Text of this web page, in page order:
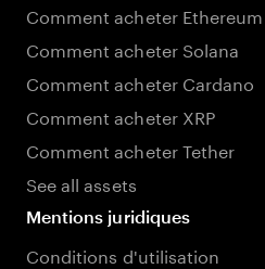
Comment acheter Ethereum
Comment acheter Solana
Comment acheter Cardano
Comment acheter XRP
Comment acheter Tether
See all assets
Mentions juridiques
Conditions d'utilisation